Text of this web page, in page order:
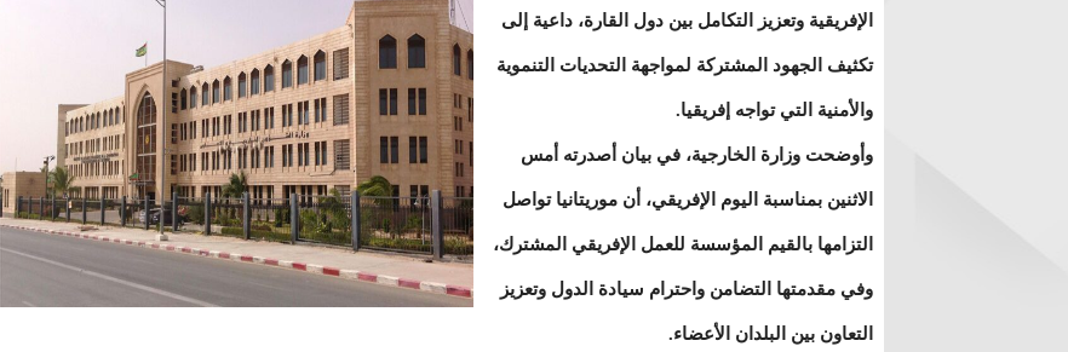
الإفريقية وتعزيز التكامل بين دول القارة، داعية إلى
تكثيف الجهود المشتركة لمواجهة التحديات التنموية
والأمنية التي تواجه إفريقيا.
وأوضحت وزارة الخارجية، في بيان أصدرته أمس
الاثنين بمناسبة اليوم الإفريقي، أن موريتانيا تواصل
التزامها بالقيم المؤسسة للعمل الإفريقي المشترك،
وفي مقدمتها التضامن واحترام سيادة الدول وتعزيز
التعاون بين البلدان الأعضاء.